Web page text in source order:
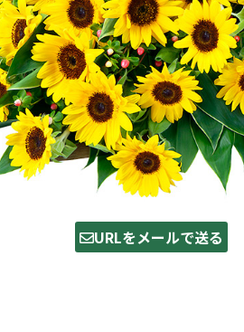
URLをメールで送る